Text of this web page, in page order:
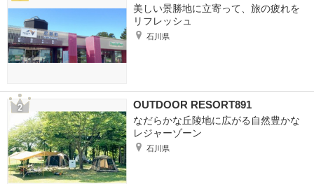
美しい景勝地に立寄って、旅の疲れを
リフレッシュ
石川県
OUTDOOR RESORT891
なだらかな丘陵地に広がる自然豊かな
レジャーゾーン
石川県